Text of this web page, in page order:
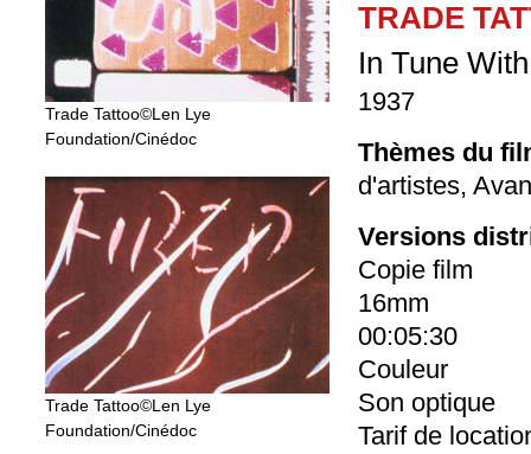
Trade Tattoo©Len Lye
Foundation/Cinédoc
Trade Tattoo©Len Lye
Foundation/Cinédoc
TRADE
In Tune
1937
Thèmes du
d'artistes,
Versions
Copie film
16mm
00:05:30
Couleur
Son optique
Tarif de